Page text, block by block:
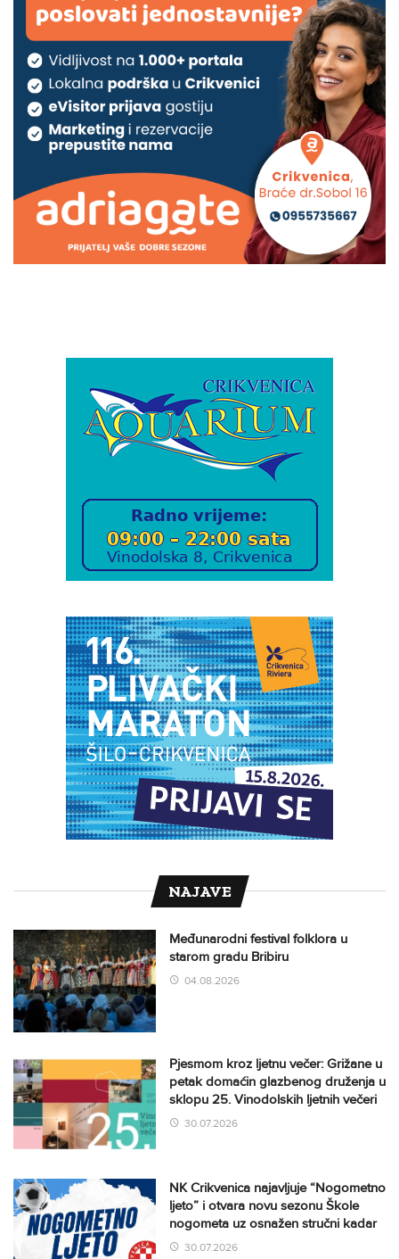
NAJAVE
Međunarodni festival folklora u
starom gradu Bribiru
04.08.2026
Pjesmom kroz ljetnu večer: Grižane u
petak domaćin glazbenog druženja u
sklopu 25. Vinodolskih ljetnih večeri
30.07.2026
NK Crikvenica najavljuje “Nogometno
ljeto” i otvara novu sezonu Škole
nogometa uz osnažen stručni kadar
30.07.2026